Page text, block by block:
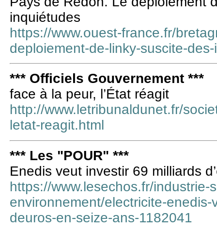
inquiétudes
https://www.ouest-france.fr/
deploiement-de-linky-suscite-
*** Officiels Gouvernement ***
face à la peur, l’État réagit
http://www.letribunaldunet.fr/
letat-reagit.html
*** Les "POUR" ***
Enedis veut investir 69 milliards
https://www.lesechos.fr/industrie-
environnement/electricite-
deuros-en-seize-ans-1182041